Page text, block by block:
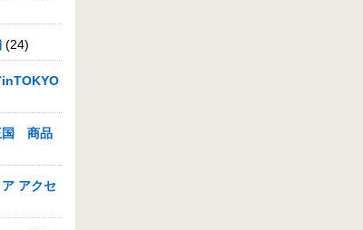
(24)
inTOKYO
国 商品
アクセ